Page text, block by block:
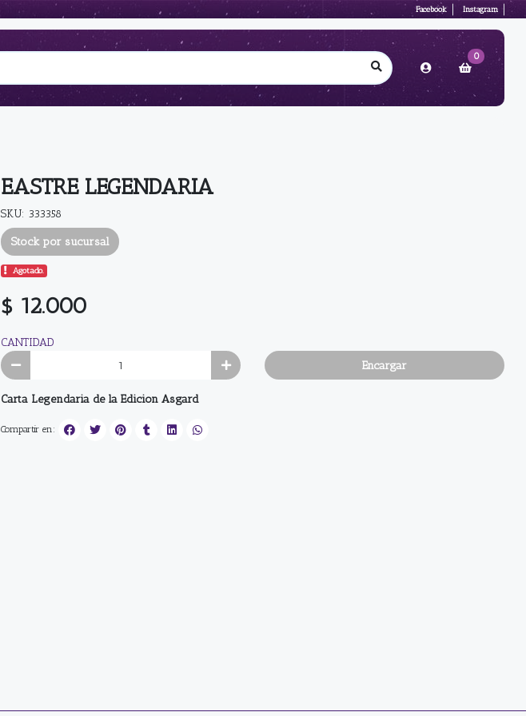
Facebook Instagram
0
EASTRE LEGENDARIA
SKU: 333358
Stock por sucursal
Agotado.
$ 12.000
CANTIDAD
Encargar
Carta Legendaria de la Edicion Asgard
Compartir en: